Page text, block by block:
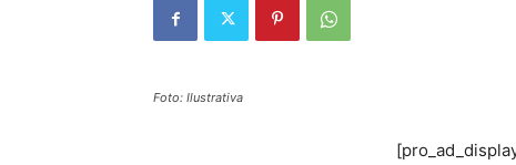
Foto: Ilustrativa